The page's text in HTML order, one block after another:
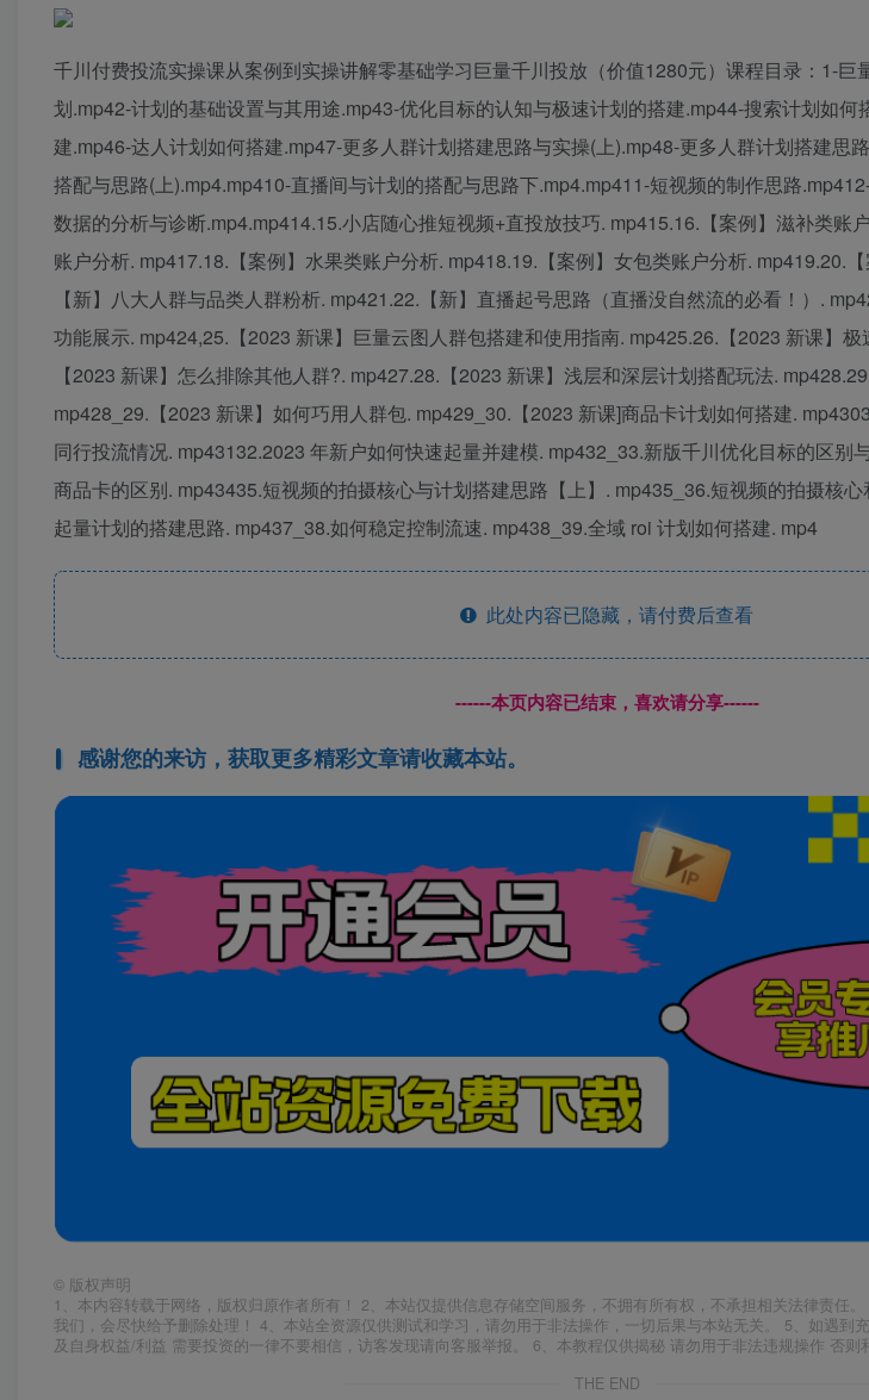
千川付费投流实操课从案例到实操讲解零基础学习巨量千川投放（价值1280元）课程目录：1-巨
划.mp42-计划的基础设置与其用途.mp43-优化目标的认知与极速计划的搭建.mp44-搜索计划如何
建.mp46-达人计划如何搭建.mp47-更多人群计划搭建思路与实操(上).mp48-更多人群计划搭建思
搭配与思路(上).mp4.mp410-直播间与计划的搭配与思路下.mp4.mp411-短视频的制作思路
数据的分析与诊断.mp4.mp414.15.小店随心推短视频+直投放技巧. mp415.16.【案例】滋补类账
账户分析. mp417.18.【案例】水果类账户分析. mp418.19.【案例】女包类账户分析. mp419.20.
【新】八大人群与品类人群粉析. mp421.22.【新】直播起号思路（直播没自然流的必看！）.
功能展示. mp424,25.【2023 新课】巨量云图人群包搭建和使用指南. mp425.26.【2023 新课】
【2023 新课】怎么排除其他人群?. mp427.28.【2023 新课】浅层和深层计划搭配玩法.
mp428_29.【2023 新课】如何巧用人群包. mp429_30.【2023 新课]商品卡计划如何搭建.
同行投流情况. mp43132.2023 年新户如何快速起量并建模. mp432_33.新版千川优化目标的区别
商品卡的区别. mp43435.短视频的拍摄核心与计划搭建思路【上】. mp435_36.短视频的拍摄核
起量计划的搭建思路. mp437_38.如何稳定控制流速. mp438_39.全域 roi 计划如何搭建. mp4
此处内容已隐藏，请付费后查看
------本页内容已结束，喜欢请分享------
感谢您的来访，获取更多精彩文章请收藏本站。
© 版权声明
1、本内容转载于网络，版权归原作者所有！ 2、本站仅提供信息存储空间服务，不拥有所有权，不承担相关法律责任
我们，会尽快给予删除处理！ 4、本站全资源仅供测试和学习，请勿用于非法操作，一切后果与本站无关。 5、如遇到
及自身权益/利益 需要投资的一律不要相信，访客发现请向客服举报。 6、本教程仅供揭秘 请勿用于非法违规操作 否则
THE END